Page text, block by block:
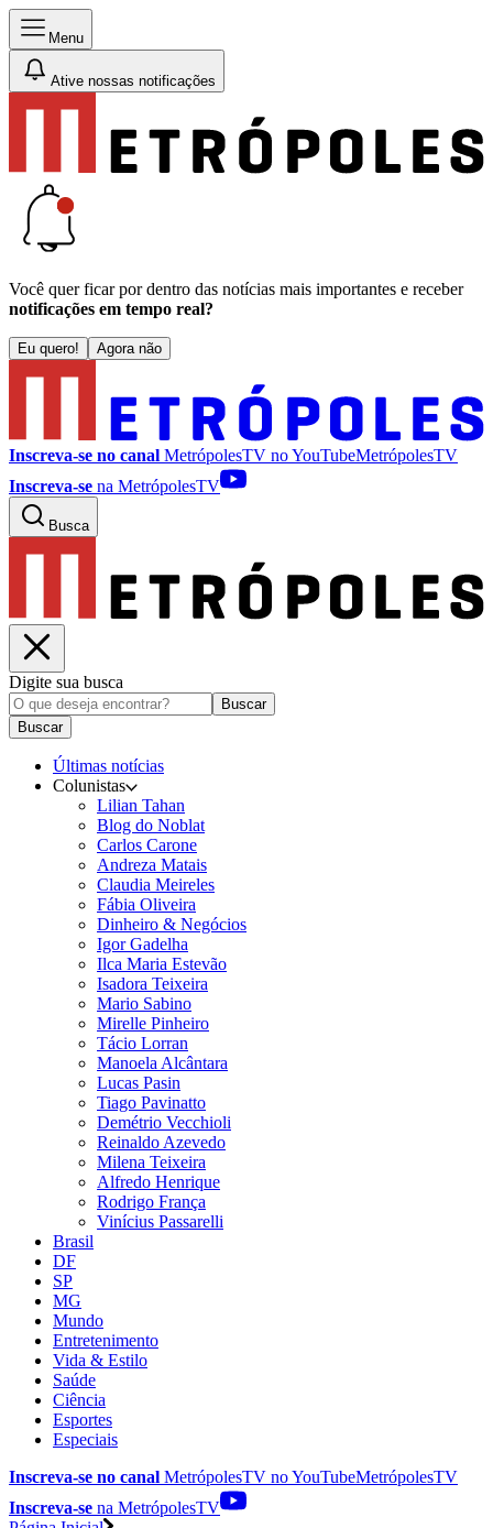
Menu
Ative nossas notificações
Você quer ficar por dentro das notícias mais importantes e receber
notificações em tempo real?
Eu quero! Agora não
Inscreva-se no canal MetrópolesTV noYouTubeMetrópolesTV
Inscreva-se na MetrópolesTV
Busca
Digite sua busca
Buscar
Buscar
Últimas notícias
Colunistas
Lilian Tahan
Blog do Noblat
Carlos Carone
Andreza Matais
Claudia Meireles
Fábia Oliveira
Dinheiro & Negócios
Igor Gadelha
Ilca Maria Estevão
Isadora Teixeira
Mario Sabino
Mirelle Pinheiro
Tácio Lorran
Manoela Alcântara
Lucas Pasin
Tiago Pavinatto
Demétrio Vecchioli
Reinaldo Azevedo
Milena Teixeira
Alfredo Henrique
Rodrigo França
Vinícius Passarelli
Brasil
DF
SP
MG
Mundo
Entretenimento
Vida & Estilo
Saúde
Ciência
Esportes
Especiais
Inscreva-se no canal MetrópolesTV noYouTubeMetrópolesTV
Inscreva-se na MetrópolesTV